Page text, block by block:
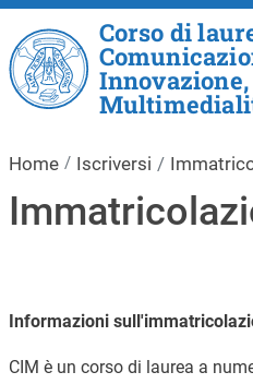
Corso di
Innovazione,
Home Iscriversi
Informazioni
CIM è un corso di laurea a